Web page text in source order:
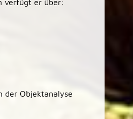
verfügt er über:
der Objektanalyse